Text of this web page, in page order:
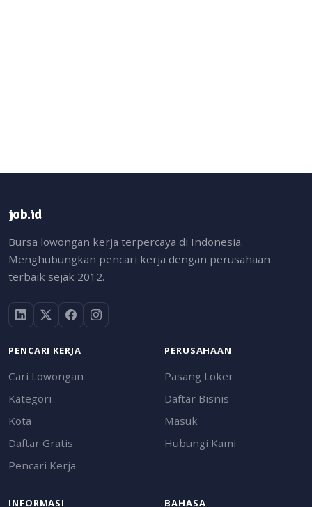
job.id
Bursa lowongan kerja terpercaya di Indonesia.
Menghubungkan pencari kerja dengan perusahaan
terbaik sejak 2012.
PENCARI KERJA
Cari Lowongan
Kategori
Kota
Daftar Gratis
Pencari Kerja
PERUSAHAAN
Pasang Loker
Daftar Bisnis
Masuk
Hubungi Kami
INFORMASI BAHASA